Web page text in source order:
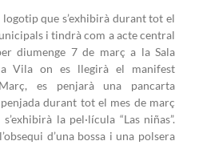
logotip que s’exhibirà durant tot el
i tindrà com a acte central
diumenge 7 de març a la Sala
Vila on es llegirà el manifest
es penjarà una pancarta
durant tot el mes de març
la pel·lícula “Las niñas”.
d’una bossa i una polsera